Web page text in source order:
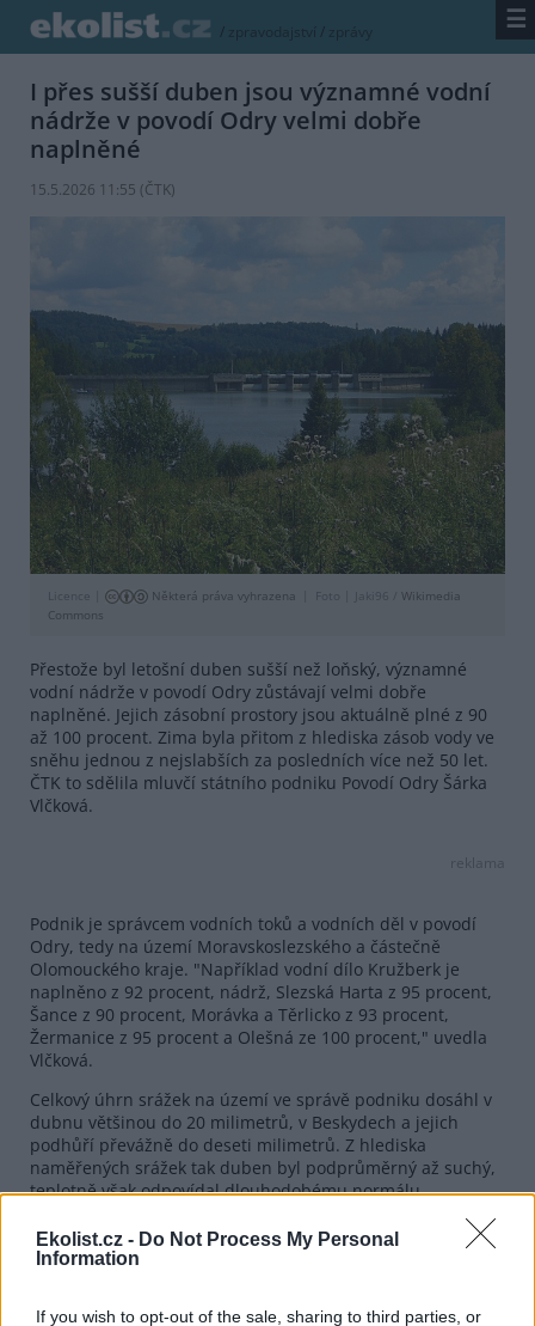
Ekolist.cz - Do Not Process My Personal
Information
If you wish to opt-out of the sale, sharing to third parties, or
/ zpravodajství / zprávy ☰
I přes sušší duben jsou významné vodní
nádrže v povodí Odry velmi dobře
naplněné
15.5.2026 11:55 (ČTK)
Licence | Některá práva vyhrazena Foto |
Wikimedia
Commons
Přestože byl letošní duben sušší než loňský, významné
vodní nádrže v povodí Odry zůstávají velmi dobře
naplněné. Jejich zásobní prostory jsou aktuálně plné z 90
až 100 procent. Zima byla přitom z hlediska zásob vody ve
sněhu jednou z nejslabších za posledních více než 50 let.
ČTK to sdělila mluvčí státního podniku Povodí Odry Šárka
Vlčková.
reklama
Podnik je správcem vodních toků a vodních děl v povodí
Odry, tedy na území Moravskoslezského a částečně
Olomouckého kraje. "Například vodní dílo Kružberk je
naplněno z 92 procent, nádrž, Slezská Harta z 95 procent,
Šance z 90 procent, Morávka a Těrlicko z 93 procent,
Žermanice z 95 procent a Olešná ze 100 procent," uvedla
Vlčková.
Celkový úhrn srážek na území ve správě podniku dosáhl v
dubnu většinou do 20 milimetrů, v Beskydech a jejich
podhůří převážně do deseti milimetrů. Z hlediska
naměřených srážek tak duben byl podprůměrný až suchý,
teplotně však odpovídal dlouhodobému normálu.
"Za poslední dva dny spadlo v oblasti Jeseníků zvýšené
množství srážek, místy až kolem 35 milimetrů. Na